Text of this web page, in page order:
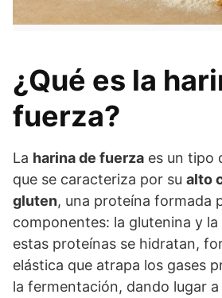
¿Qué es la
fuerza?
La harina de fuerza es un tipo
que se caracteriza por su alto
gluten, una proteína formada
componentes: la glutenina y la
estas proteínas se hidratan,
elástica que atrapa los gases
la fermentación, dando lugar a